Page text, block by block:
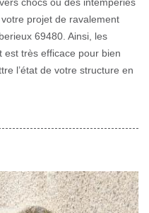
projet de ravalement
69480. Ainsi, les
est très efficace pour bien
l’état de votre structure en